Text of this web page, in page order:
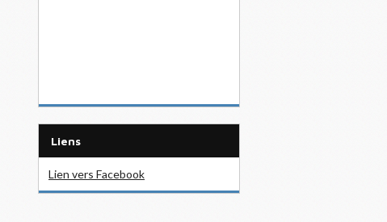
Liens
Lien vers Facebook